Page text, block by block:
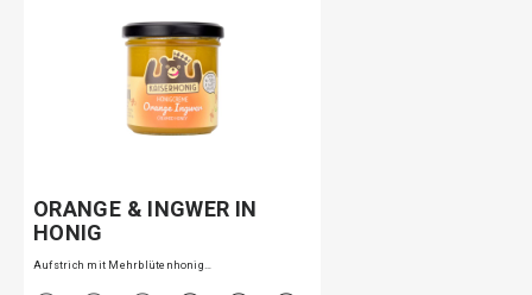
ORANGE & INGWER IN
HONIG
Aufstrich mit Mehrblütenhonig…